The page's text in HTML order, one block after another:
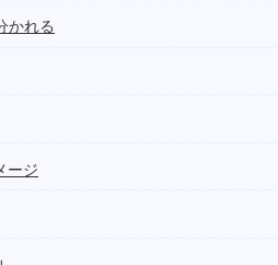
かれる
ージ